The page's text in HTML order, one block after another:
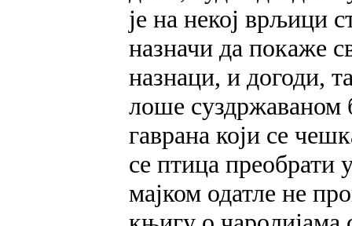
је на некој врљици
назначи да покаже
назнаци, и догоди,
лоше суздржаваном
гаврана који се
се птица преобрати
мајком одатле не